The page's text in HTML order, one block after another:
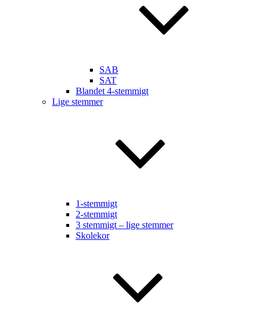
SAB
SAT
Blandet 4-stemmigt
Lige stemmer
1-stemmigt
2-stemmigt
3 stemmigt – lige stemmer
Skolekor